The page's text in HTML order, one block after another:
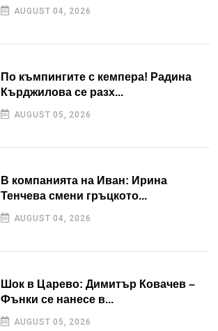
AUGUST 04, 2026
По къмпингите с кемпера! Радина
Кърджилова се разх...
AUGUST 05, 2026
В компанията на Иван: Ирина
Тенчева смени гръцкото...
AUGUST 04, 2026
Шок в Царево: Димитър Ковачев –
Фънки се нанесе в...
AUGUST 05, 2026